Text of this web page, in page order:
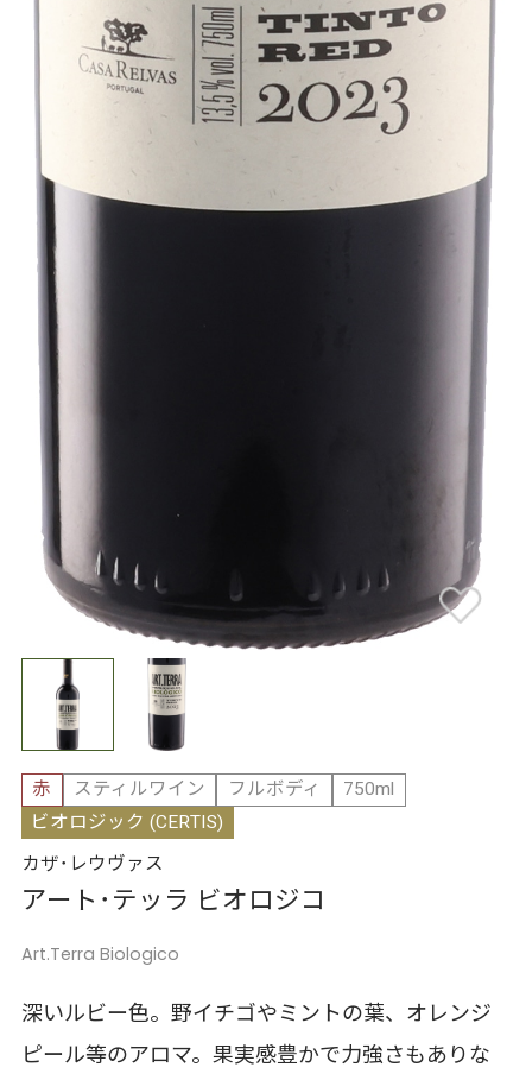
赤 スティルワイン フルボディ
750ml
ビオロジック (CERTIS)
カザ･レウヴァス
アート･テッラ ビオロジコ
Art.Terra Biologico
深いルビー色。野イチゴやミントの葉、オレンジ
ピール等のアロマ。果実感豊かで力強さもありな